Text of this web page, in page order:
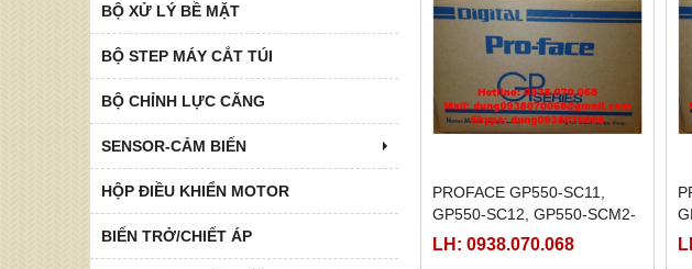
BỘ XỬ LÝ BỀ MẶT
BỘ STEP MÁY CẮT TÚI
BỘ CHỈNH LỰC CĂNG
SENSOR-CẢM BIẾN
HỘP ĐIỀU KHIỂN MOTOR
BIẾN TRỞ/CHIẾT ÁP
PROFACE GP550-SC11,
GP550-SC12, GP550-SCM2-
220, GP550-TC11, GP550-
LH: 0938.070.068